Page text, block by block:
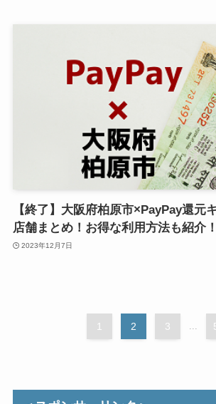
【終了】大阪府柏原市×PayPay還元
店舗まとめ！お得な利用方法も紹介！
2023年12月7日
1 2 3 ...